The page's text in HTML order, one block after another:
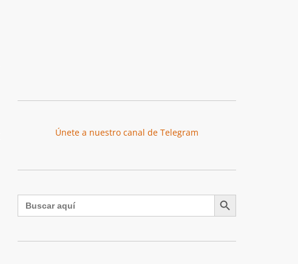
Únete a nuestro canal de Telegram
Buscar: Botón de búsqueda